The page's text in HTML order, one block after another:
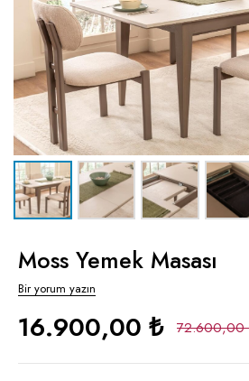
Moss Yemek Masası
Bir yorum yazın
72.600,00
16.900,00 ₺